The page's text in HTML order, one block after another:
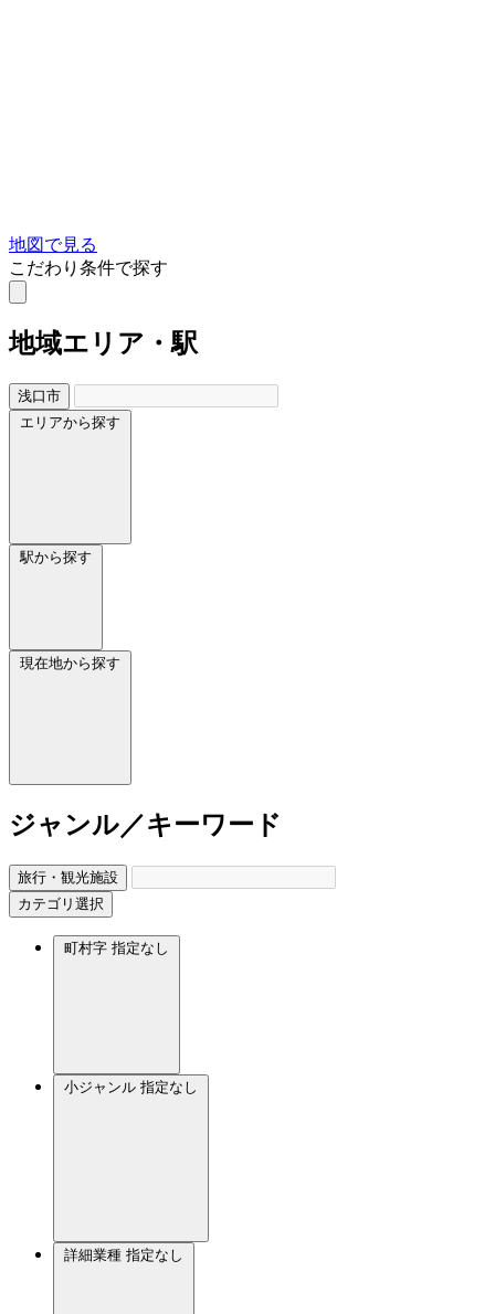
地図で見る
こだわり条件で探す
地域エリア・駅
浅口市
エリアから探す
駅から探す
現在地から探す
ジャンル／キーワード
旅行・観光施設
カテゴリ選択
町村字 指定なし
小ジャンル 指定なし
詳細業種 指定なし